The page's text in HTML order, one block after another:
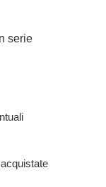
serie